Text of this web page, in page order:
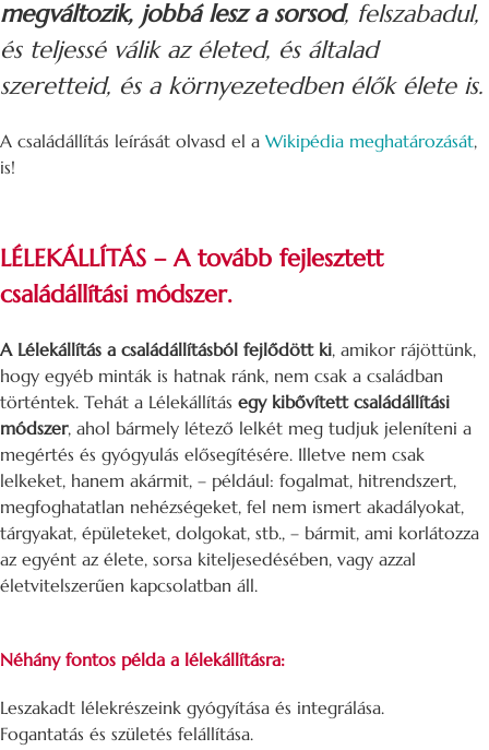
megváltozik, jobbá lesz a sorsod, felszabadul,
és teljessé válik az életed, és általad
szeretteid, és a környezetedben élők élete is.
A családállítás leírását olvasd el a Wikipédia meghatározását,
is!
LÉLEKÁLLÍTÁS – A tovább fejlesztett
családállítási módszer.
A Lélekállítás a családállításból fejlődött ki, amikor rájöttünk,
hogy egyéb minták is hatnak ránk, nem csak a családban
történtek. Tehát a Lélekállítás egy kibővített családállítási
módszer, ahol bármely létező lelkét meg tudjuk jeleníteni a
megértés és gyógyulás elősegítésére. Illetve nem csak
lelkeket, hanem akármit, – például: fogalmat, hitrendszert,
megfoghatatlan nehézségeket, fel nem ismert akadályokat,
tárgyakat, épületeket, dolgokat, stb., – bármit, ami korlátozza
az egyént az élete, sorsa kiteljesedésében, vagy azzal
életvitelszerűen kapcsolatban áll.
Néhány fontos példa a lélekállításra:
Leszakadt lélekrészeink gyógyítása és integrálása.
Fogantatás és születés felállítása.